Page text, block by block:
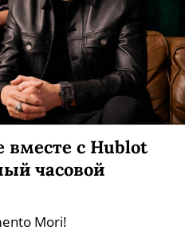
вместе с Hublot
часовой
Mori!